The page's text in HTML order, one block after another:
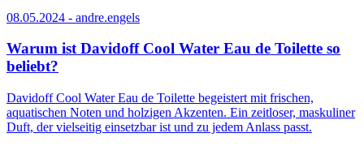
08.05.2024 - andre.engels
Warum ist Davidoff Cool Water Eau de Toilette so
beliebt?
Davidoff Cool Water Eau de Toilette begeistert mit frischen,
aquatischen Noten und holzigen Akzenten. Ein zeitloser, maskuliner
Duft, der vielseitig einsetzbar ist und zu jedem Anlass passt.